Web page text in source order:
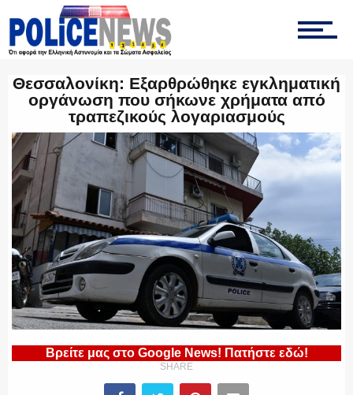
ΤΡΟΧΑΙΑ
ΟΜΑΔΑ “Ζ”
ΕΚΑΜ
ΥΑΤ/ΥΜΕΤ
Θεσσαλονίκη: Εξαρθρώθηκε εγκληματική
οργάνωση που σήκωνε χρήματα από
τραπεζικούς λογαριασμούς
Βρείτε μας στο Google News! Πατήστε εδώ!
SHARE